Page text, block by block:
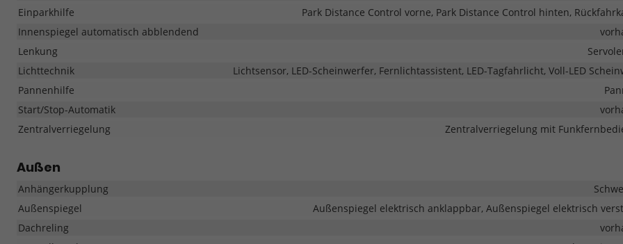
Einparkhilfe
Park Distance Control vorne, Park Distance Control hinten,
Innenspiegel automatisch abblendend
Lenkung
Lichttechnik
Lichtsensor, LED-Scheinwerfer, Fernlichtassistent, LED-Tagfahrlicht, Voll-LED
Pannenhilfe
Start/Stop-Automatik
Zentralverriegelung
Zentralverriegelung mit
Außen
Anhängerkupplung
Außenspiegel
Außenspiegel elektrisch anklappbar, Außenspiegel elektrisch
Dachreling